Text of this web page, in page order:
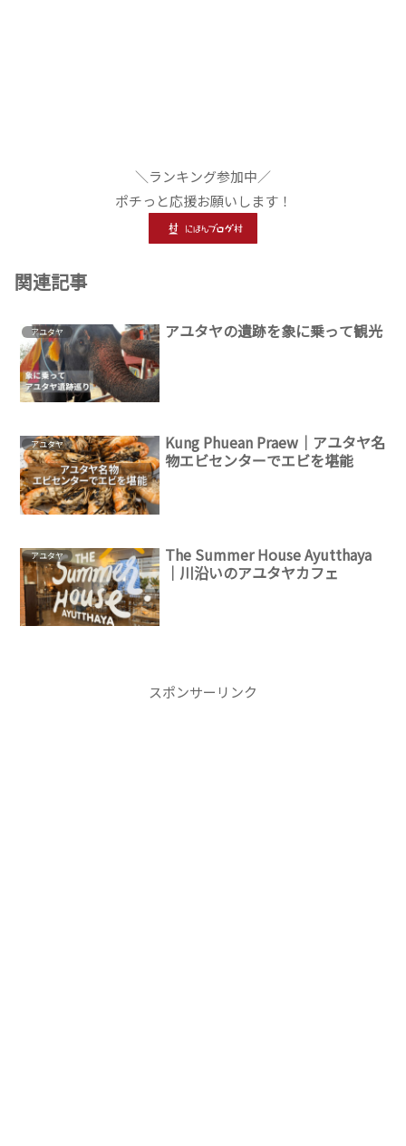
＼ランキング参加中／
ポチっと応援お願いします！
関連記事
アユタヤ アユタヤの遺跡を象に乗って観光
アユタヤ
Kung Phuean Praew｜アユタヤ名
物エビセンターでエビを堪能
アユタヤ
The Summer House Ayutthaya
｜川沿いのアユタヤカフェ
スポンサーリンク